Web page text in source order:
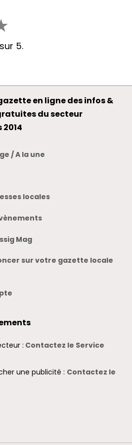
sur 5.
en ligne des infos &
du secteur
/ A la une
locales
Mag
sur votre gazette locale
: Contactez le Service
une publicité : Contactez le